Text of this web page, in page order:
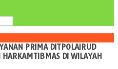
PRIMA DITPOLAIRUD
DI WILAYAH